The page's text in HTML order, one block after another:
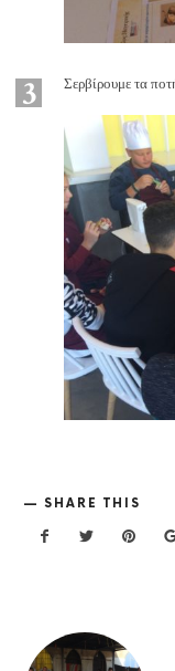
3 Σερβίρουμε τα
SHARE THIS